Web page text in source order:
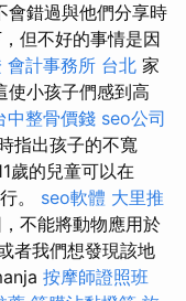
會錯過與他們分享時
但不好的事情是因
會計事務所 台北 家
使小孩子們感到高
中整骨價錢 seo公司
指出孩子的不寬
歲的兒童可以在
。 seo軟體 大里推
不能將動物應用於
者我們想發現該地
按摩師證照班